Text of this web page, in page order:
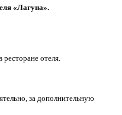
«Лагуна».
ресторане отеля.
за дополнительную